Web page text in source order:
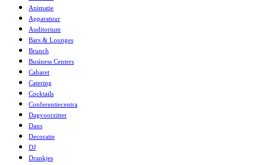
Animatie
Apparatuur
Auditorium
Bars & Lounges
Brunch
Business Centers
Cabaret
Catering
Cocktails
Conferentiecentra
Dagvoorzitter
Dans
Decoratie
DJ
Drankjes